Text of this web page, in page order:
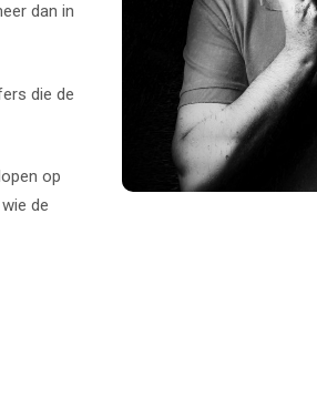
dan in
die de
op
de